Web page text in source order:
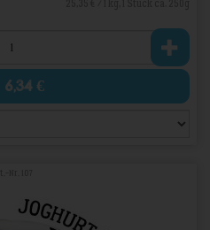
6,34 €